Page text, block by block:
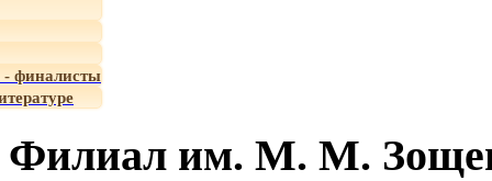
- финалисты
Филиал им. М. М.